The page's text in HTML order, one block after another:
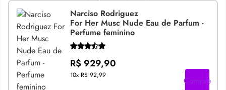
Narciso Rodriguez
For Her Musc Nude Eau de Parfum -
Perfume feminino
R$ 929,90
10x R$ 92,99
Compre